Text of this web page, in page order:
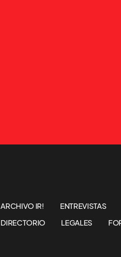
ARCHIVO IR! ENTREVISTAS
DIRECTORIO
LEGALES